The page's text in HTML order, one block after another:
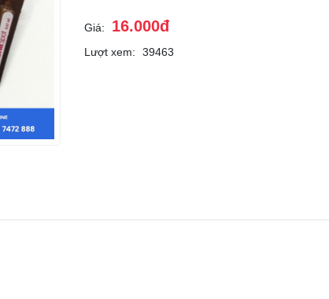
Giá: 16.000đ
Lượt xem: 39463